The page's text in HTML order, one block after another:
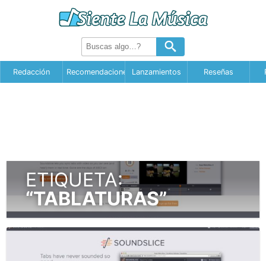
Redacción Recomendaciones Lanzamientos Reseñas
ETIQUETA:
“TABLATURAS”